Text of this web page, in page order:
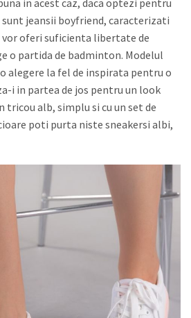
in acest caz, daca optezi pentru
jeansii boyfriend, caracterizati
oferi suficienta libertate de
o partida de badminton. Modelul
alegere la fel de inspirata pentru o
i in partea de jos pentru un look
tricou alb, simplu si cu un set de
poti purta niste sneakersi albi,